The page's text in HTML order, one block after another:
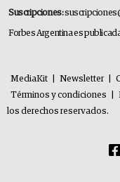
Suscripciones:
Forbes Argentina es
MediaKit Newsletter
Términos y condiciones
los derechos reservados.